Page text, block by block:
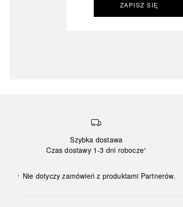
ZAPISZ SIĘ
Szybka dostawa
Czas dostawy 1-3 dni robocze¹
¹ Nie dotyczy zamówień z produktami Partnerów.